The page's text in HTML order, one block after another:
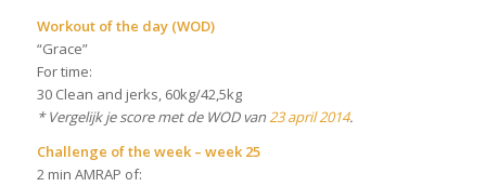
Workout of the day (WOD)
“Grace”
For time:
30 Clean and jerks, 60kg/42,5kg
* Vergelijk je score met de WOD van23 april 2014.
Challenge of the week – week 25
2 min AMRAP of: